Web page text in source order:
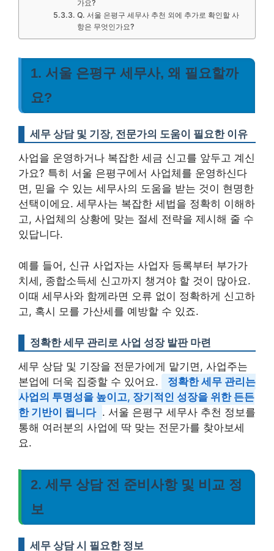
가요?
Q. 서울 은평구 세무사 추천 외에 추가로 확인할 사
항은 무엇인가요?
1. 서울 은평구 세무사, 왜 필요할까
요?
세무 상담 및 기장, 전문가의 도움이 필요한 이유
사업을 운영하거나 복잡한 세금 신고를 앞두고 계신
가요? 특히 서울 은평구에서 사업체를 운영하신다
면, 믿을 수 있는 세무사의 도움을 받는 것이 현명한
선택이에요. 세무사는 복잡한 세법을 정확히 이해하
고, 사업체의 상황에 맞는 절세 전략을 제시해 줄 수
있답니다.
예를 들어, 신규 사업자는 사업자 등록부터 부가가
치세, 종합소득세 신고까지 챙겨야 할 것이 많아요.
이때 세무사와 함께라면 오류 없이 정확하게 신고하
고, 혹시 모를 가산세를 예방할 수 있죠.
정확한 세무 관리로 사업 성장 발판 마련
세무 상담 및 기장을 전문가에게 맡기면, 사업주는
본업에 더욱 집중할 수 있어요.
정확한 세무 관리는
사업의 투명성을 높이고, 장기적인 성장을 위한 든든
한 기반이 됩니다 . 서울 은평구 세무사 추천 정보를
통해 여러분의 사업에 딱 맞는 전문가를 찾아보세
요.
2. 세무 상담 전 준비사항 및 비교 정
보
세무 상담 시 필요한 정보